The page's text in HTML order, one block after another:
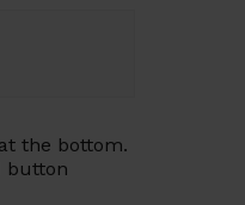
the bottom.
button